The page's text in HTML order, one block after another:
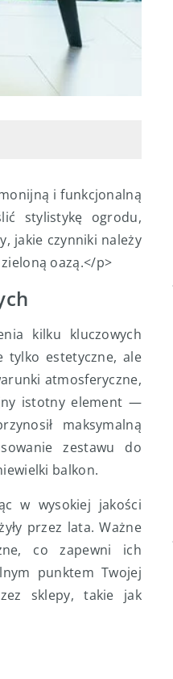
i funkcjonalną
stylistykę ogrodu,
jakie czynniki należy
oazą.</p>
kilku kluczowych
tylko estetyczne, ale
atmosferyczne,
istotny element —
maksymalną
zestawu do
balkon.
w wysokiej jakości
przez lata. Ważne
co zapewni ich
punktem Twojej
sklepy, takie jak